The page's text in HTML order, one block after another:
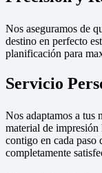
Nos aseguramos de
destino en perfecto
planificación para
Servicio
Nos adaptamos a tus
material de impresión
contigo en cada paso
completamente